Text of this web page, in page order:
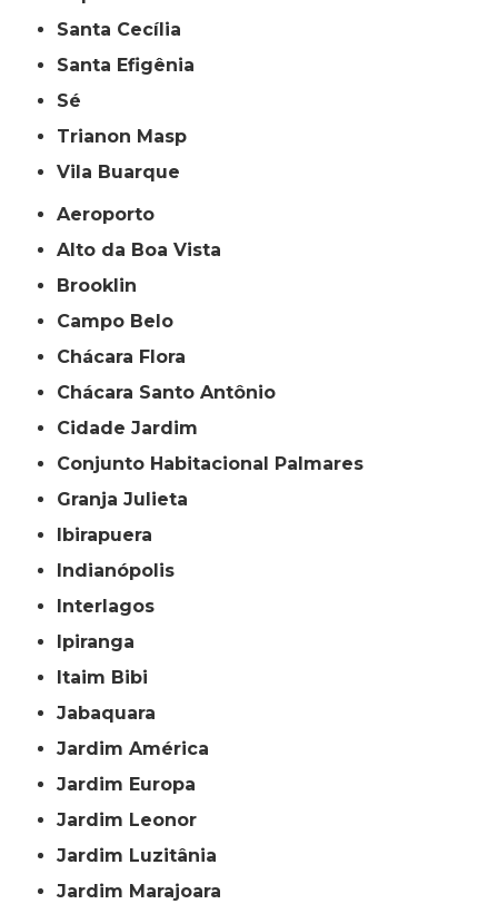
Santa Cecília
Santa Efigênia
Sé
Trianon Masp
Vila Buarque
Aeroporto
Alto da Boa Vista
Brooklin
Campo Belo
Chácara Flora
Chácara Santo Antônio
Cidade Jardim
Conjunto Habitacional Palmares
Granja Julieta
Ibirapuera
Indianópolis
Interlagos
Ipiranga
Itaim Bibi
Jabaquara
Jardim América
Jardim Europa
Jardim Leonor
Jardim Luzitânia
Jardim Marajoara